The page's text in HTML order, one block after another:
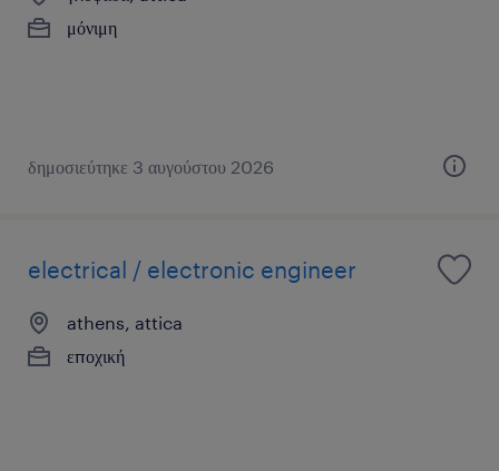
μόνιμη
δημοσιεύτηκε 3 αυγούστου 2026
electrical / electronic engineer
athens, attica
εποχική